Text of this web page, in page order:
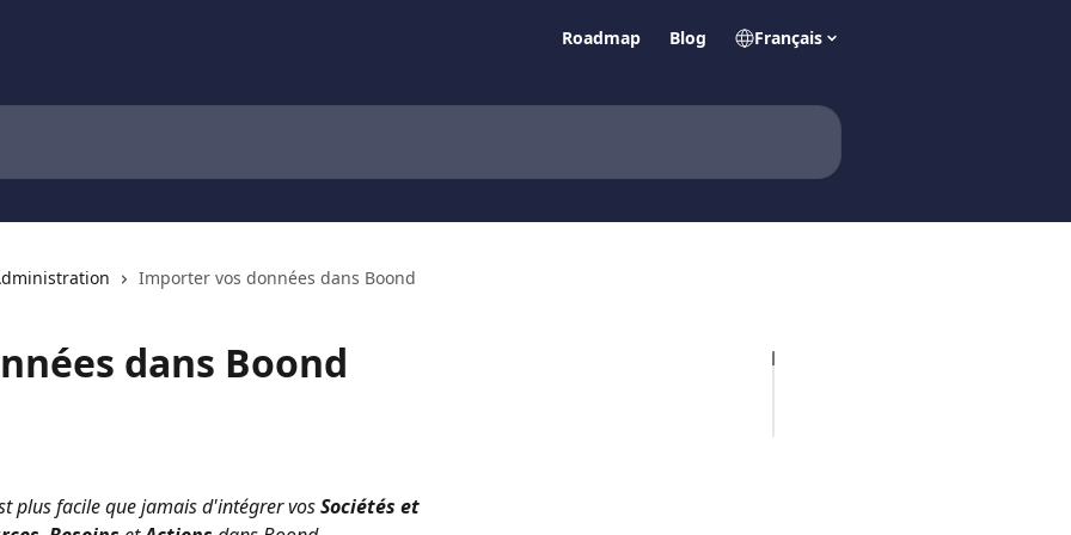
Roadmap Blog Français
Importer vos données dans Boond
dans Boond
plus facile que jamais d'intégrer vos Sociétés et